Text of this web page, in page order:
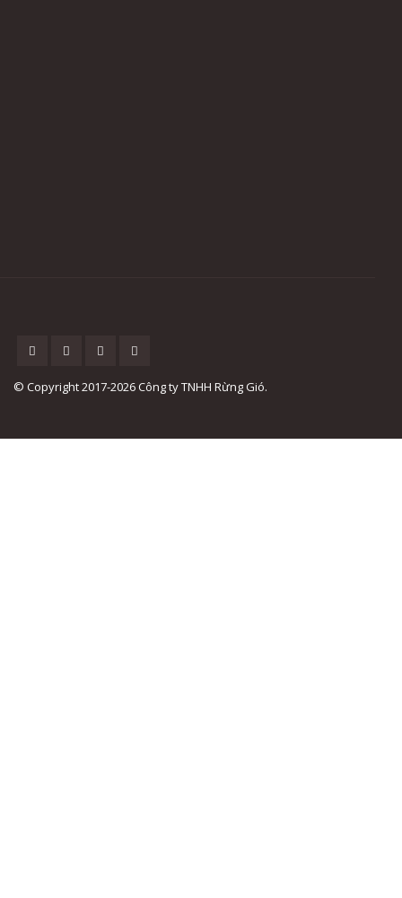
© Copyright 2017-2026 Công ty TNHH Rừng Gió.